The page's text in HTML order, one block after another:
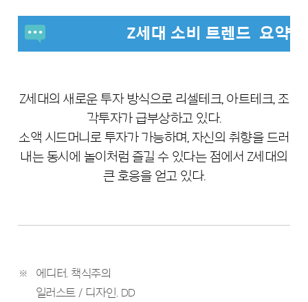
Z세대 소비 트렌드 요약
Z세대의 새로운 투자 방식으로 리셀테크, 아트테크, 조
각투자가 급부상하고 있다.
소액 시드머니로 투자가 가능하며, 자신의 취향을 드러
내는 동시에 놀이처럼 즐길 수 있다는 점에서 Z세대의
큰 호응을 얻고 있다.
※
에디터. 책식주의
일러스트 / 디자인. DD